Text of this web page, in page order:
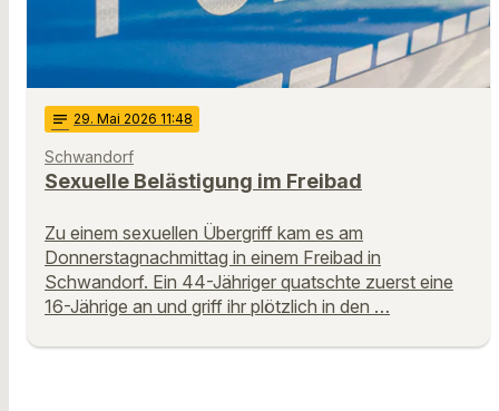
notes 29. Mai 2026 11:48
Schwandorf
Sexuelle Belästigung im Freibad
Zu einem sexuellen Übergriff kam es am
Donnerstagnachmittag in einem Freibad in
Schwandorf. Ein 44-Jähriger quatschte zuerst eine
16-Jährige an und griff ihr plötzlich in den …